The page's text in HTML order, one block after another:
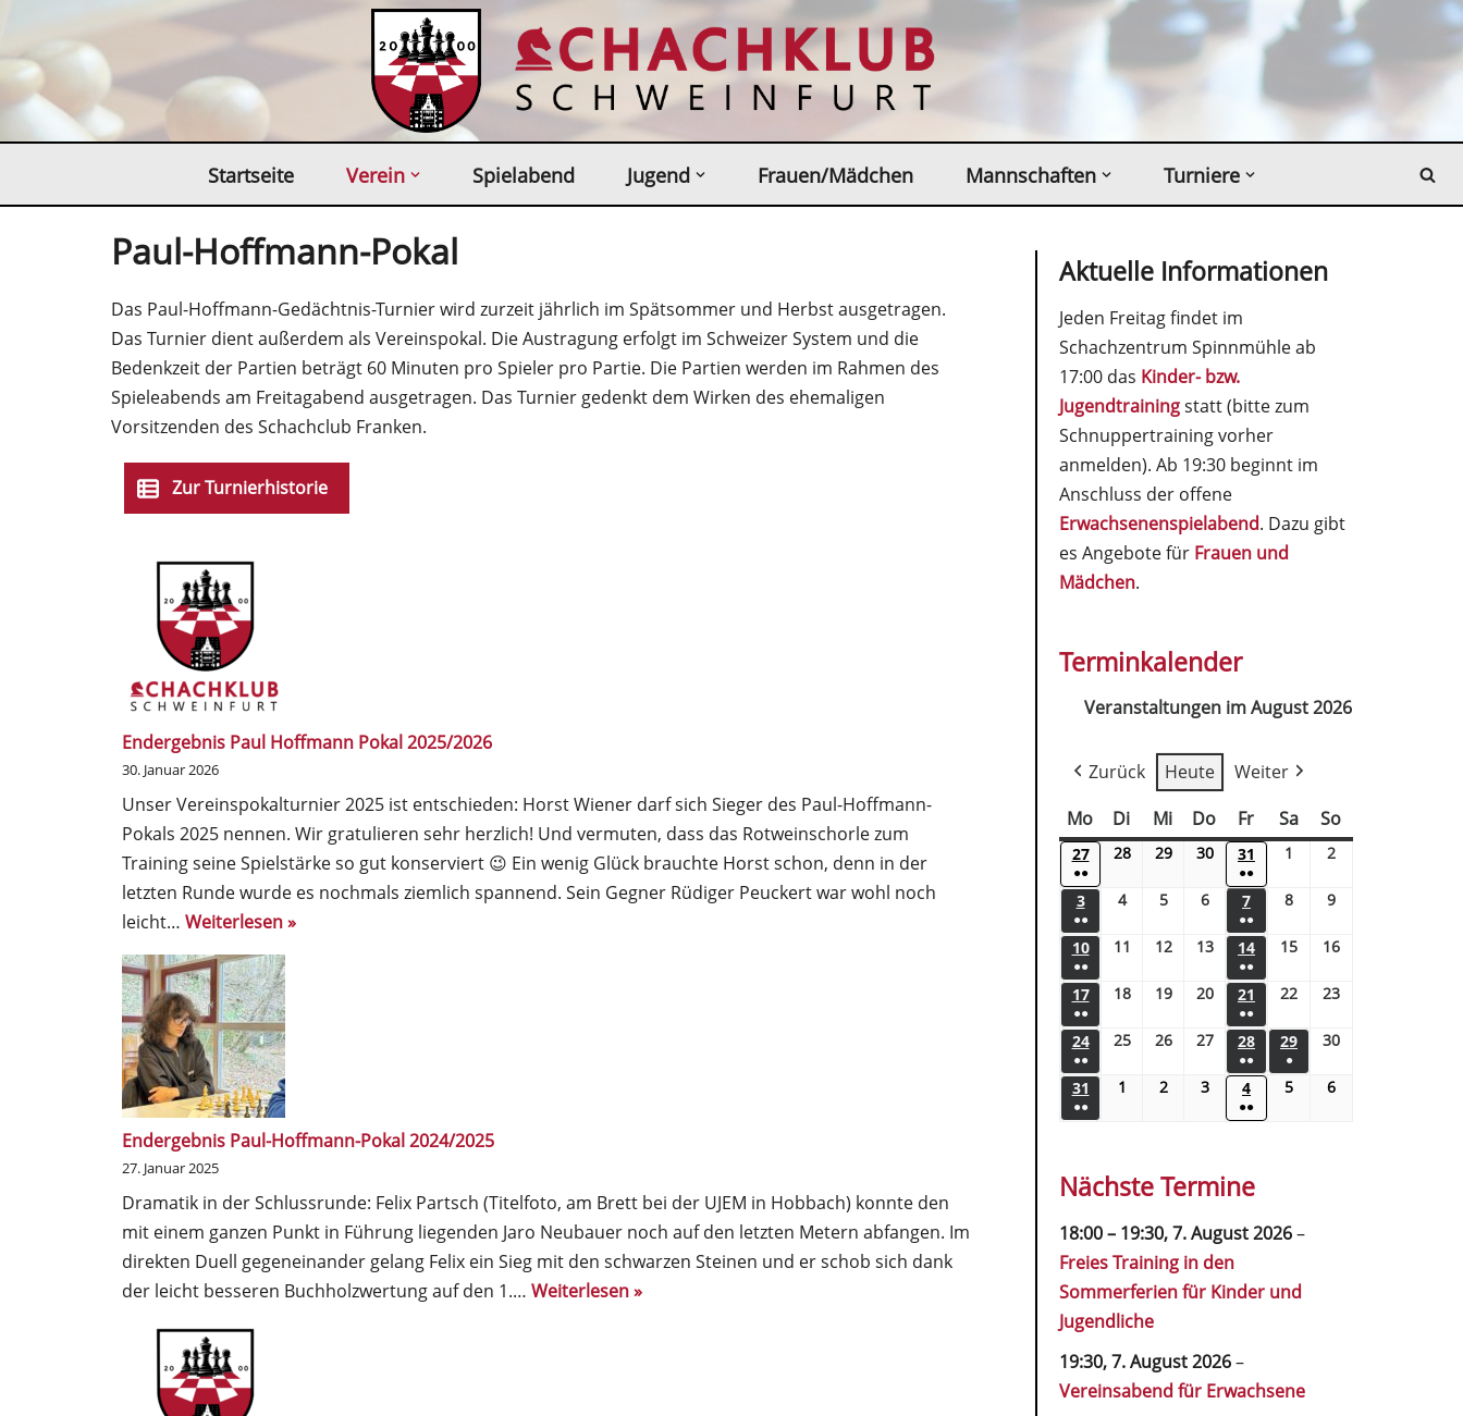
Zum
Inhalt
springen
Startseite Verein Spielabend Jugend Frauen/Mädchen Mannschaften Turniere
Paul-Hoffmann-Pokal
Das Paul-Hoffmann-Gedächtnis-Turnier wird zurzeit jährlich im Spätsommer und Herbst ausgetragen.
Das Turnier dient außerdem als Vereinspokal. Die Austragung erfolgt im Schweizer System und die
Bedenkzeit der Partien beträgt 60 Minuten pro Spieler pro Partie. Die Partien werden im Rahmen des
Spieleabends am Freitagabend ausgetragen. Das Turnier gedenkt dem Wirken des ehemaligen
Vorsitzenden des Schachclub Franken.
Zur Turnierhistorie
Endergebnis Paul Hoffmann Pokal 2025/2026
30. Januar 2026
Unser Vereinspokalturnier 2025 ist entschieden: Horst Wiener darf sich Sieger des Paul-Hoffmann-
Pokals 2025 nennen. Wir gratulieren sehr herzlich! Und vermuten, dass das Rotweinschorle zum
Training seine Spielstärke so gut konserviert 😉 Ein wenig Glück brauchte Horst schon, denn in der
letzten Runde wurde es nochmals ziemlich spannend. Sein Gegner Rüdiger Peuckert war wohl noch
leicht… Weiterlesen »
Endergebnis Paul-Hoffmann-Pokal 2024/2025
27. Januar 2025
Dramatik in der Schlussrunde: Felix Partsch (Titelfoto, am Brett bei der UJEM in Hobbach) konnte den
mit einem ganzen Punkt in Führung liegenden Jaro Neubauer noch auf den letzten Metern abfangen. Im
direkten Duell gegeneinander gelang Felix ein Sieg mit den schwarzen Steinen und er schob sich dank
der leicht besseren Buchholzwertung auf den 1.… Weiterlesen »
Aktuelle Informationen
Jeden Freitag findet im
Schachzentrum Spinnmühle ab
17:00 das Kinder- bzw.
Jugendtrainingstatt (bitte zum
Schnuppertraining vorher
anmelden). Ab 19:30 beginnt im
Anschluss der offene
Erwachsenenspielabend. Dazu gibt
es Angebote für Frauen und
Mädchen.
Terminkalender
Veranstaltungen im August 2026
Zurück Heute
Weiter
Mo
Di Mi Do Fr Sa So
27
●●
28 29 30 31
●●
1 2
3
●●
4 5 6 7
●●
8 9
10
●●
11 12 13 14
●●
15 16
17
●●
18 19 20 21
●●
22 23
24
●●
25 26 27 28
●●
29
●
30
31
●●
1 2 3 4
●●
5 6
Nächste Termine
18:00– 19:30,7. August 2026–
Freies Training in den
Sommerferien für Kinder und
Jugendliche
19:30,7. August 2026–
Vereinsabend für Erwachsene